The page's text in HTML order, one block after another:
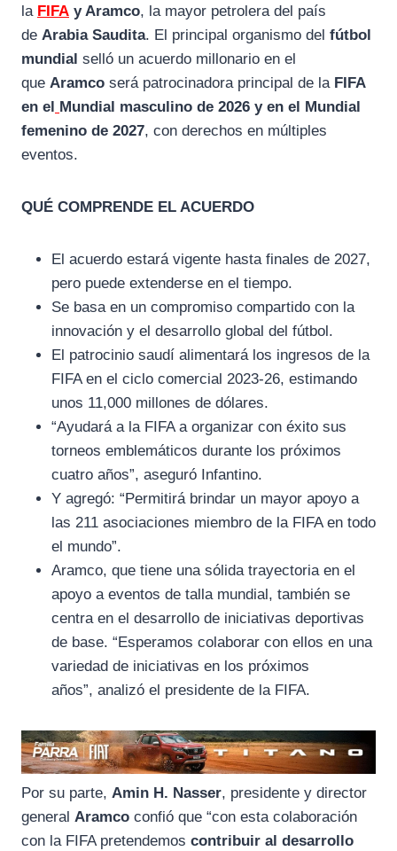
e
b
o
k
e
g
m
t
s
p
la FIFA y Aramco, la mayor petrolera del país
de Arabia Saudita. El principal organismo del fútbol
mundial selló un acuerdo millonario en el
que Aramco será patrocinadora principal de la FIFA
en el Mundial masculino de 2026 y en el Mundial
femenino de 2027, con derechos en múltiples
eventos.
QUÉ COMPRENDE EL ACUERDO
El acuerdo estará vigente hasta finales de 2027,
pero puede extenderse en el tiempo.
Se basa en un compromiso compartido con la
innovación y el desarrollo global del fútbol.
El patrocinio saudí alimentará los ingresos de la
FIFA en el ciclo comercial 2023-26, estimando
unos 11,000 millones de dólares.
“Ayudará a la FIFA a organizar con éxito sus
torneos emblemáticos durante los próximos
cuatro años”, aseguró Infantino.
Y agregó: “Permitirá brindar un mayor apoyo a
las 211 asociaciones miembro de la FIFA en todo
el mundo”.
Aramco, que tiene una sólida trayectoria en el
apoyo a eventos de talla mundial, también se
centra en el desarrollo de iniciativas deportivas
de base. “Esperamos colaborar con ellos en una
variedad de iniciativas en los próximos
años”, analizó el presidente de la FIFA.
Por su parte, Amin H. Nasser, presidente y director
general Aramco confió que “con esta colaboración
con la FIFA pretendemos contribuir al desarrollo